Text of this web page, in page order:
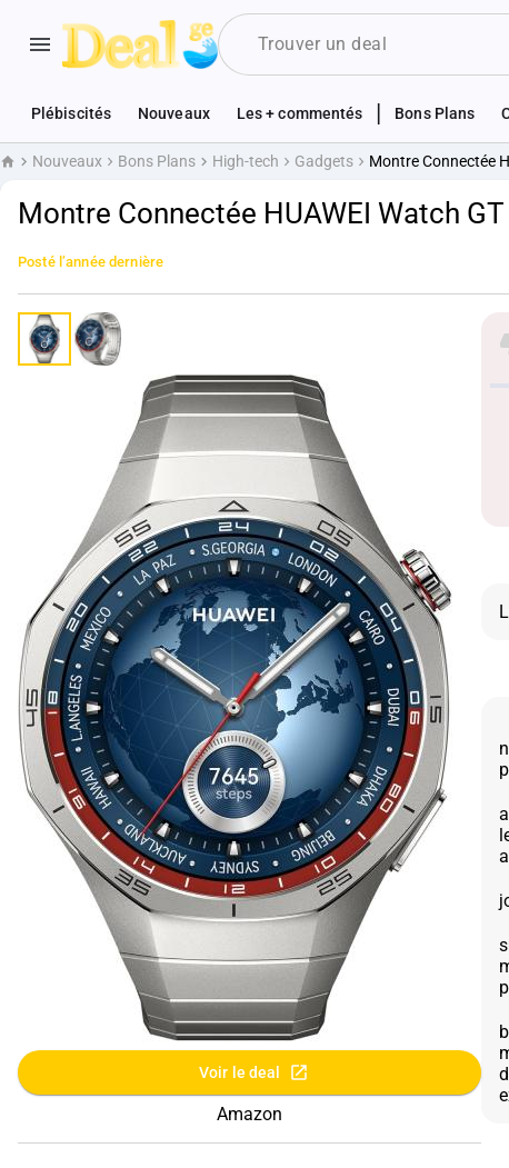
Plébiscités Nouveaux Les + commentés Bons Plans
AccueilNouveaux Bons Plans High-tech Gadgets Montre Connectée
Montre Connectée HUAWEI Watch
Posté l’année dernière
Voir le deal
Amazon